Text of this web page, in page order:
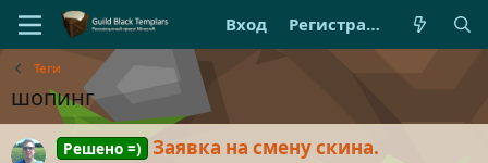
Вход Регистрация
Теги
шопинг
Решено =) Заявка на смену скина.